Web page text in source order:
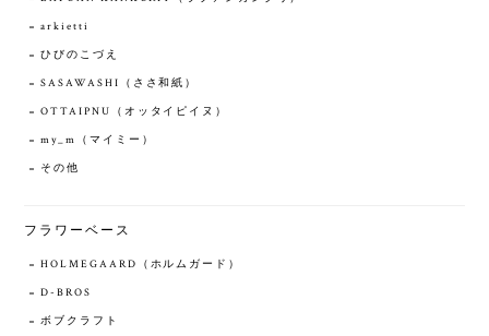
arkietti
ひびのこづえ
SASAWASHI（ささ和紙）
OTTAIPNU（オッタイピイヌ）
my_m（マイミー）
その他
フラワーベース
HOLMEGAARD（ホルムガード）
D-BROS
ボブクラフト